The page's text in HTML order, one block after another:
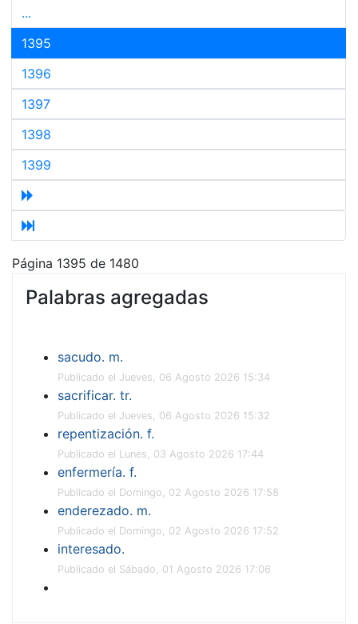
...
1395
1396
1397
1398
1399
Página 1395 de 1480
Palabras agregadas
sacudo. m.
Publicado el Jueves, 06 Agosto 2026 15:34
sacrificar. tr.
Publicado el Jueves, 06 Agosto 2026 15:32
repentización. f.
Publicado el Lunes, 03 Agosto 2026 17:44
enfermería. f.
Publicado el Domingo, 02 Agosto 2026 17:58
enderezado. m.
Publicado el Domingo, 02 Agosto 2026 17:52
interesado.
Publicado el Sábado, 01 Agosto 2026 17:06